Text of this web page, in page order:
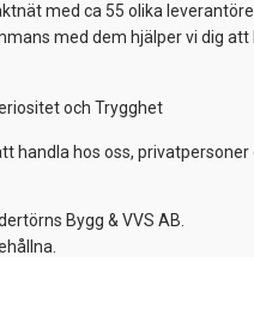
med ca 55 olika
med dem hjälper vi dig
och Trygghet
handla hos oss,
Bygg & VVS AB.